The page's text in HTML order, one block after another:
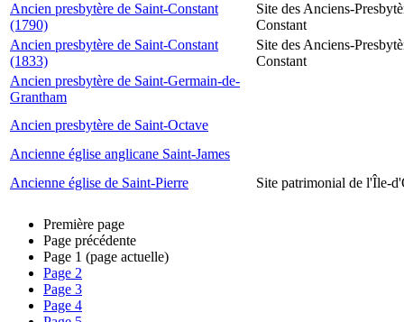
Ancien presbytère de Saint-Constant
(1790)
Site des Anciens-
Constant
Ancien presbytère de Saint-Constant
(1833)
Site des Anciens-
Constant
Ancien presbytère de Saint-Germain-de-
Grantham
Ancien presbytère de Saint-Octave
Ancienne église anglicane Saint-James
Ancienne église de Saint-Pierre
Site patrimonial de l'Île-
Première page
Page précédente
Page 1 (page actuelle)
Page 2
Page 3
Page 4